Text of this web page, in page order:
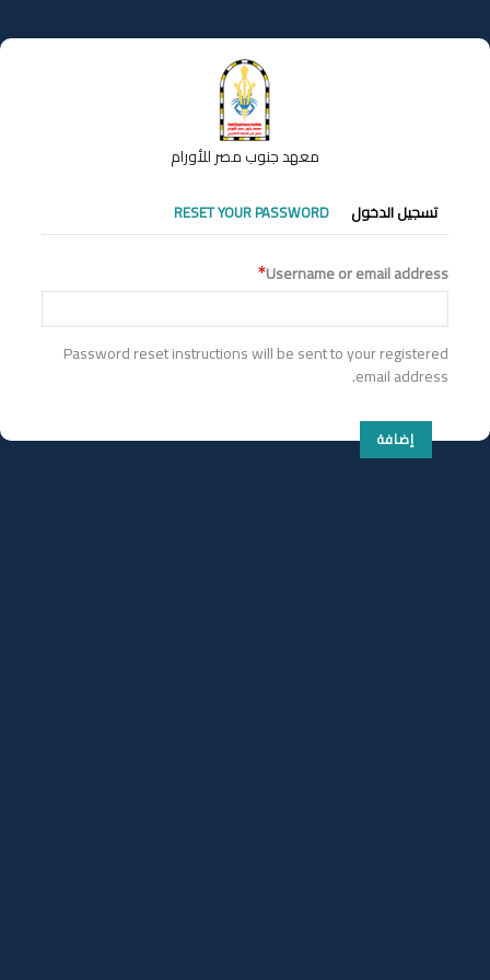
إلى
المحتوى
معهد جنوب مصر للأورام
التبويبات
الأساسية
تسجيل الدخول RESET YOUR PASSWORD
Username or email address
Password reset instructions will be sent to your registered
email address.